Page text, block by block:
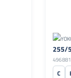
255/
C